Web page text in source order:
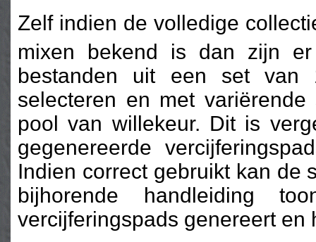
Zelf indien de volledige
mixen bekend is dan zijn
bestanden uit een set van
selecteren en met
pool van willekeur. Dit is
gegenereerde
Indien correct gebruikt kan de
bijhorende handleiding
vercijferingspads genereert en